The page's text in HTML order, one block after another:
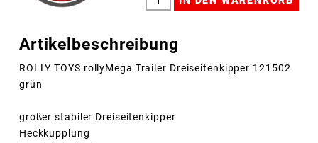
Artikelbeschreibung
ROLLY TOYS rollyMega Trailer Dreiseitenkipper 121502
grün
großer stabiler Dreiseitenkipper
Heckkupplung